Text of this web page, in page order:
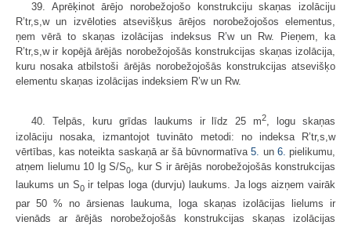
39. Aprēķinot ārējo norobežojošo konstrukciju skaņas izolāciju
R’tr,s,w un izvēloties atsevišķus ārējos norobežojošos elementus,
ņem vērā to skaņas izolācijas indeksus R’w un Rw. Pieņem, ka
R’tr,s,w ir kopējā ārējās norobežojošās konstrukcijas skaņas izolācija,
kuru nosaka atbilstoši ārējās norobežojošās konstrukcijas atsevišķo
elementu skaņas izolācijas indeksiem R’w un Rw.
40. Telpās, kuru grīdas laukums ir līdz 25 m2, logu skaņas
izolāciju nosaka, izmantojot tuvināto metodi: no indeksa R’tr,s,w
vērtības, kas noteikta saskaņā ar šā būvnormatīva5. un 6. pielikumu,
atņem lielumu 10 lg S/S0
, kur S ir ārējās norobežojošās konstrukcijas
laukums un S0ir telpas loga (durvju) laukums. Ja logs aizņem vairāk
par 50 % no ārsienas laukuma, loga skaņas izolācijas lielums ir
vienāds ar ārējās norobežojošās konstrukcijas skaņas izolācijas